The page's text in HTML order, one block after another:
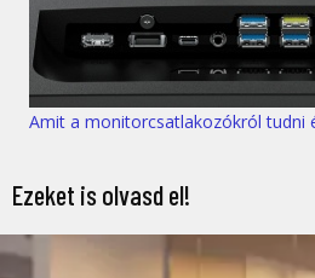
Amit a monitorcsatlakozókról tudni
Ezeket is olvasd el!